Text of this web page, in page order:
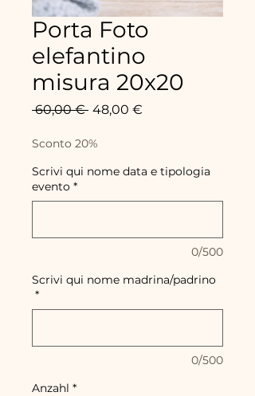
Porta Foto
elefantino
misura 20x20
60,00 € Standardpreis
48,00 €
Sconto 20%
Scrivi qui nome data e tipologia
evento *
0/500
Scrivi qui nome madrina/padrino
*
0/500
Anzahl *